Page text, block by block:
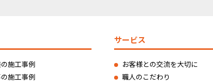
施工事例
施工事例
サービス
お客様との交流を大切に
職人のこだわり